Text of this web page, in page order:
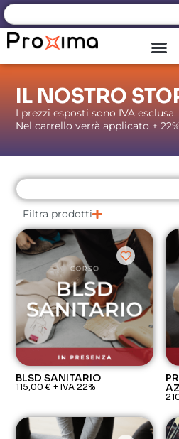
IL NOSTRO
I prezzi esposti sono IVA esclusa.
Nel carrello verrà applicato +
Filtra prodotti
BLSD SANITARIO
115,00€ + IVA 22%